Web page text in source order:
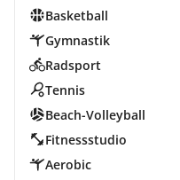
Basketball
Gymnastik
Radsport
Tennis
Beach-Volleyball
Fitnessstudio
Aerobic